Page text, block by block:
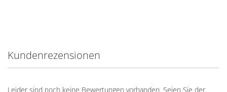
Kundenrezensionen
Leider sind noch keine Bewertungen vorhanden. Seien Sie der